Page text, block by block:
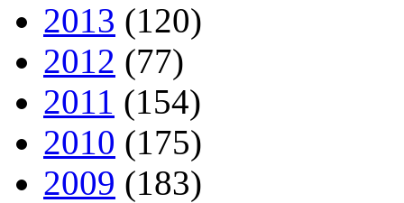
2013 (120)
2012 (77)
2011 (154)
2010 (175)
2009 (183)